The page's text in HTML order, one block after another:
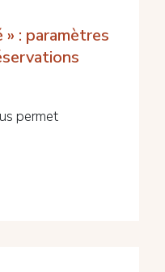
: paramètres
permet